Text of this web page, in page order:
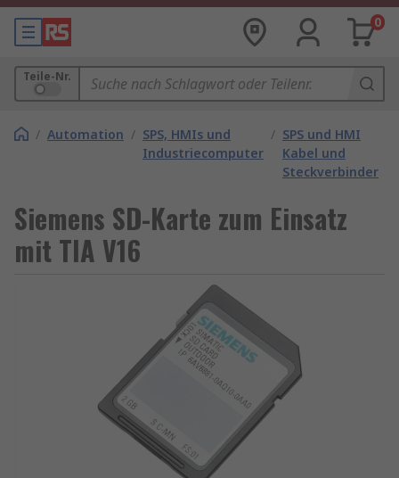
0
Teile-Nr.
/ Automation / SPS, HMIs und
Industriecomputer
/ SPS und HMI
Kabel und
Steckverbinder
Siemens SD-Karte zum Einsatz
mit TIA V16